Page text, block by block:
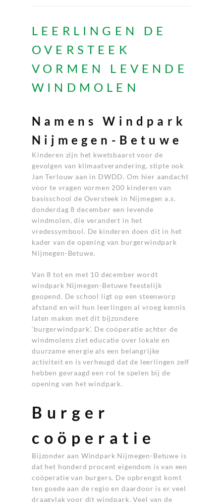
LEERLINGEN DE
OVERSTEEK
VORMEN LEVENDE
WINDMOLEN
Namens Windpark
Nijmegen-Betuwe
Kinderen zijn het kwetsbaarst voor de
gevolgen van klimaatverandering, stipte ook
Jan Terlouw aan in DWDD. Om hier aandacht
voor te vragen vormen 200 kinderen van
basisschool de Oversteek in Nijmegen a.s.
donderdag 8 december een levende
windmolen, die verandert in het
vredessymbool. De kinderen doen dit in het
kader van de opening van burgerwindpark
Nijmegen-Betuwe.
Van 8 tot en met 10 december wordt
windpark Nijmegen-Betuwe feestelijk
geopend. De school ligt op een steenworp
afstand en wil hun leerlingen al vroeg kennis
laten maken met dit bijzondere
‘burgerwindpark’. De coöperatie achter de
windmolens ziet educatie over lokale en
duurzame energie als een belangrijke
activiteit en is verheugd dat de leerlingen zelf
hebben gevraagd een rol te spelen bij de
opening van het windpark.
Burger
coöperatie
Bijzonder aan Windpark Nijmegen-Betuwe is
dat het honderd procent eigendom is van een
coöperatie van burgers. De opbrengst komt
ten goede aan de regio en daardoor is er veel
draagvlak voor dit windpark. Veel van de